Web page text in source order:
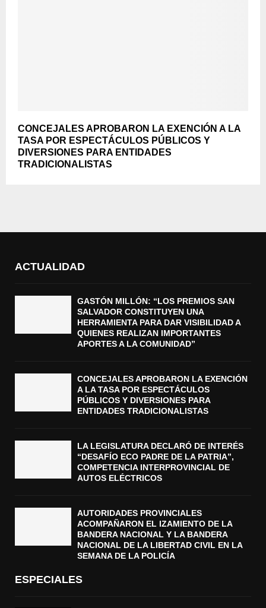
CONCEJALES APROBARON LA EXENCIÓN A LA
TASA POR ESPECTÁCULOS PÚBLICOS Y
DIVERSIONES PARA ENTIDADES
TRADICIONALISTAS
ACTUALIDAD
GASTÓN MILLÓN: “LOS PREMIOS SAN
SALVADOR CONSTITUYEN UNA
HERRAMIENTA PARA DAR VISIBILIDAD A
QUIENES REALIZAN IMPORTANTES
APORTES A LA COMUNIDAD”
CONCEJALES APROBARON LA EXENCIÓN
A LA TASA POR ESPECTÁCULOS
PÚBLICOS Y DIVERSIONES PARA
ENTIDADES TRADICIONALISTAS
LA LEGISLATURA DECLARÓ DE INTERÉS
“DESAFÍO ECO PADRE DE LA PATRIA”,
COMPETENCIA INTERPROVINCIAL DE
AUTOS ELÉCTRICOS
AUTORIDADES PROVINCIALES
ACOMPAÑARON EL IZAMIENTO DE LA
BANDERA NACIONAL Y LA BANDERA
NACIONAL DE LA LIBERTAD CIVIL EN LA
SEMANA DE LA POLICÍA
ESPECIALES